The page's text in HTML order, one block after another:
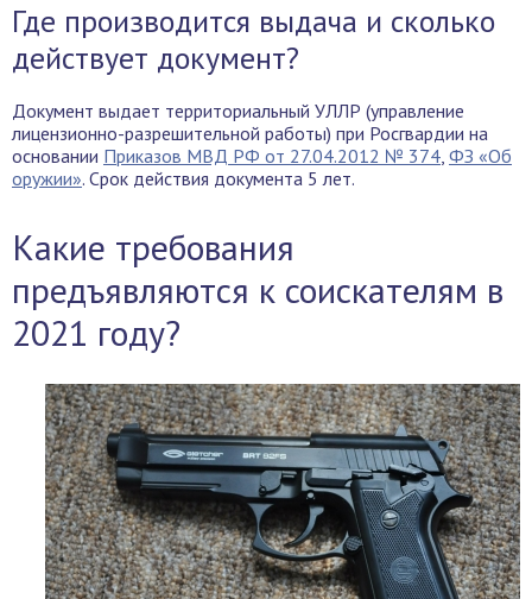
Где производится выдача и сколько
действует документ?
Документ выдает территориальный УЛЛР (управление
лицензионно-разрешительной работы) при Росгвардии на
основании Приказов МВД РФ от 27.04.2012 № 374, ФЗ «Об
оружии». Срок действия документа 5 лет.
Какие требования
предъявляются к соискателям в
2021 году?